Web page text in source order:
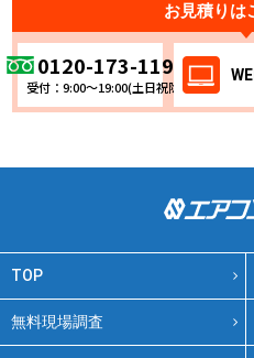
お見積りは
0120-173-119
受付：9:00～19:00(土日祝除く)
TOP
無料現場調査